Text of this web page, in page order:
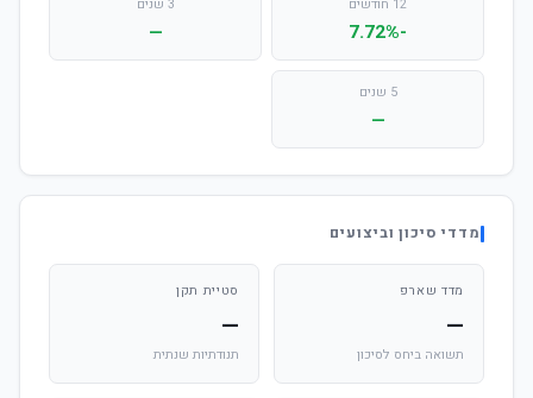
12 חודשים
-7.72%
3 שנים
—
5 שנים
—
מדדי סיכון וביצועים
מדד שארפ
—
תשואה ביחס לסיכון
סטיית תקן
—
תנודתיות שנתית